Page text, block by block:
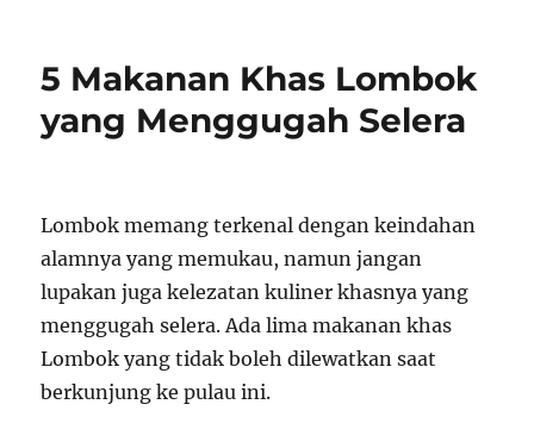
5 Makanan Khas Lombok
yang Menggugah Selera
Lombok memang terkenal dengan keindahan
alamnya yang memukau, namun jangan
lupakan juga kelezatan kuliner khasnya yang
menggugah selera. Ada lima makanan khas
Lombok yang tidak boleh dilewatkan saat
berkunjung ke pulau ini.